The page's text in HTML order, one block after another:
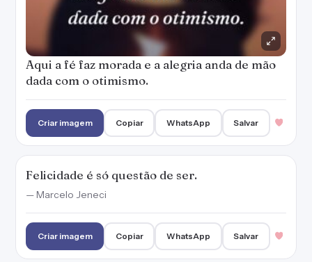
Aqui a fé faz morada e a alegria anda de mão
dada com o otimismo.
Criar imagem Copiar WhatsApp Salvar
Felicidade é só questão de ser.
— Marcelo Jeneci
Criar imagem Copiar WhatsApp Salvar